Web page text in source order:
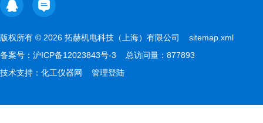
版权所有 © 2026 拓赫机电科技（上海）有限公司 sitemap.xml
备案号： 沪ICP备12023843号-3 总访问量：877893
技术支持： 化工仪器网 管理登陆